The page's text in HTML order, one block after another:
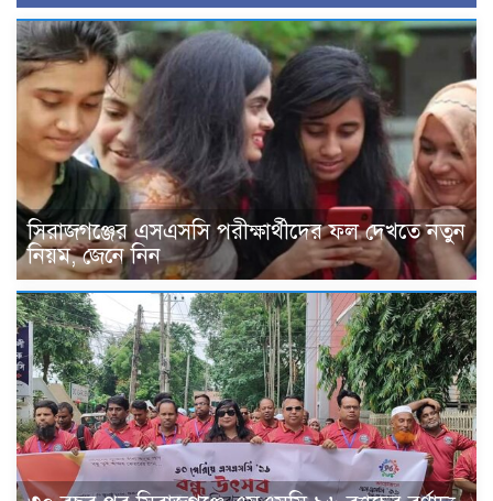
সিরাজগঞ্জের এসএসসি পরীক্ষার্থীদের ফল দেখতে নতুন
নিয়ম, জেনে নিন